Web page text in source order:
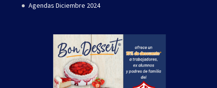
Agendas Diciembre 2024